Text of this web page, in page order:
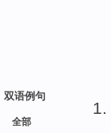
双语例句
全部